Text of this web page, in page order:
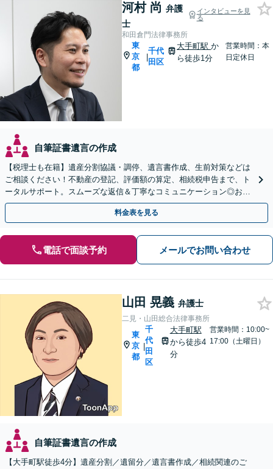
河村 尚 弁護
士
インタビューを見
る
和田倉門法律事務所
東
京
都
|
千代
田区
大手町駅か
ら徒歩1分
営業時間：本
日定休日
自筆証書遺言の作成
【税理士も在籍】遺産分割協議・調停、遺言書作成、生前対策などは
ご相談ください！不動産の登記、評価額の算定、相続税申告まで、ト
ータルサポート。スムーズな返信＆丁寧なコミュニケーション◎お気
軽にご相談ください。
料金表を見る
電話で面談予約 メールでお問い合わせ
山田 晃義 弁護士
二見・山田総合法律事務所
東
京
都
|
千
代
田
区
大手町駅
から徒歩4
分
営業時間：10:00~
17:00（土曜日）
自筆証書遺言の作成
【大手町駅徒歩4分】遺産分割／遺留分／遺言書作成／相続関連のご